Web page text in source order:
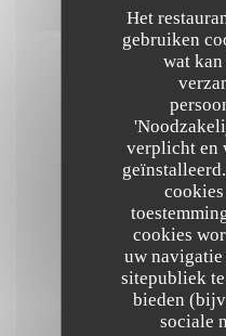
Het
gebruiken
wat
verplicht en
cookies
uw navigatie
sitepubliek
bieden
sociale
Syrah Vitese
Nero